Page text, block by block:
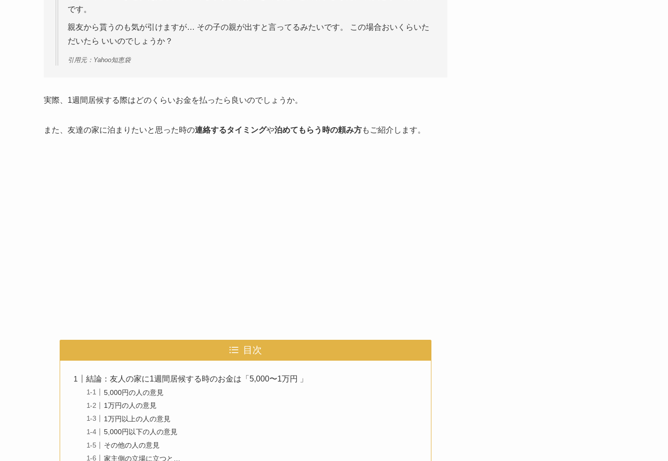
です。
親友から貰うのも気が引けますが… その子の親が出すと言ってるみたいです。 この場合おいくらいた
だいたら いいのでしょうか？
引用元：Yahoo知恵袋
実際、1週間居候する際はどのくらいお金を払ったら良いのでしょうか。
また、友達の家に泊まりたいと思った時の連絡するタイミングや泊めてもらう時の頼み方もご紹介します。
目次
結論：友人の家に1週間居候する時のお金は「5,000〜1万円 」
5,000円の人の意見
1万円の人の意見
1万円以上の人の意見
5,000円以下の人の意見
その他の人の意見
家主側の立場に立つと…